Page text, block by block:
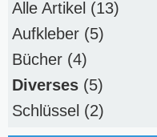
Alle Artikel (13)
Aufkleber (5)
Bücher (4)
Diverses (5)
Schlüssel (2)